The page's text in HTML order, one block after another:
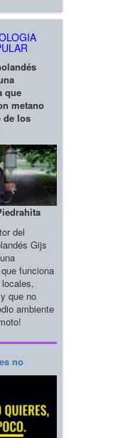
que
metano
de los
del
Gijs
funciona
que no
ambiente
no